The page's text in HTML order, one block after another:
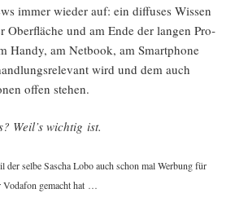
immer wie­der auf: ein dif­fu­ses Wis­sen
Ober­flä­che und am Ende der lan­gen Pro­
Han­dy, am Net­book, am Smart­phone
wird und dem auch
offen stehen.
Weil’s wich­tig ist.
sel­be Sascha Lobo auch schon mal Wer­bung für
Voda­fon gemacht hat …